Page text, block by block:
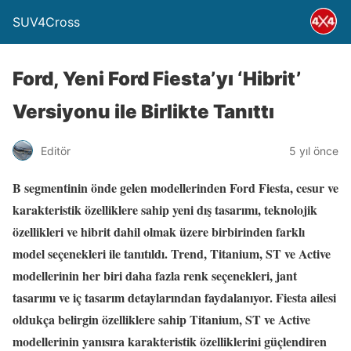
SUV4Cross
Ford, Yeni Ford Fiesta’yı ‘Hibrit’
Versiyonu ile Birlikte Tanıttı
Editör 5 yıl önce
B segmentinin önde gelen modellerinden Ford Fiesta, cesur ve
karakteristik özelliklere sahip yeni dış tasarımı, teknolojik
özellikleri ve hibrit dahil olmak üzere birbirinden farklı
model seçenekleri ile tanıtıldı. Trend, Titanium, ST ve Active
modellerinin her biri daha fazla renk seçenekleri, jant
tasarımı ve iç tasarım detaylarından faydalanıyor. Fiesta ailesi
oldukça belirgin özelliklere sahip Titanium, ST ve Active
modellerinin yanısıra karakteristik özelliklerini güçlendiren